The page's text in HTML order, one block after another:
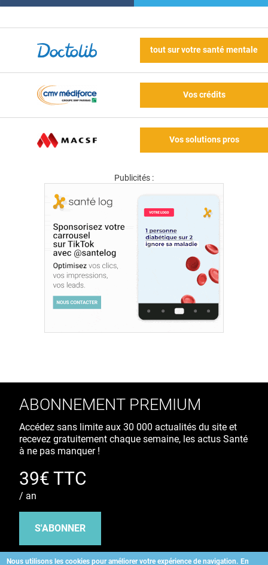
tout sur votre santé mentale
Vos crédits
Vos solutions pros
Publicités :
Nous utilisons les cookies pour améliorer votre expérience de navigation. En
ABONNEMENT PREMIUM
Accédez sans limite aux 30 000 actualités du site et
recevez gratuitement chaque semaine, les actus Santé
à ne pas manquer !
39€ TTC
/ an
S'ABONNER